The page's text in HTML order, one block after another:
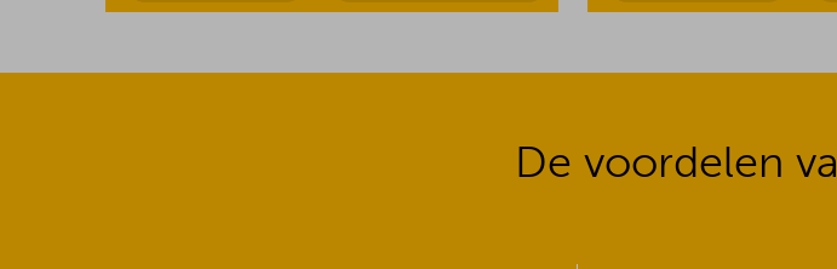
De voordelen